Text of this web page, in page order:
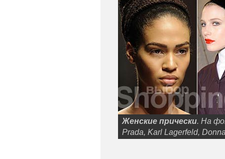
Женские прически. На
Prada, Karl Lagerfeld,